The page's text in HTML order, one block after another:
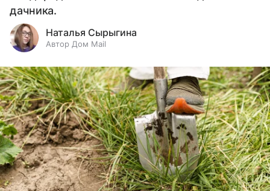
дачника.
Наталья Сырыгина
Автор Дом Mail